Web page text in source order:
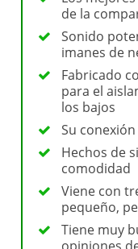
de la
Sonido
imanes de
Fabricado
para el
los bajos
Su
Hechos de
comodidad
Viene con
pequeño,
Tiene muy
opiniones